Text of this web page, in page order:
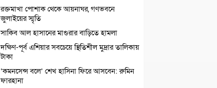
রক্তমাখা পোশাক থেকে আয়নাঘর, গণভবনে
জুলাইয়ের স্মৃতি
সাকিব আল হাসানের মাগুরার বাড়িতে হামলা
দক্ষিণ-পূর্ব এশিয়ার সবচেয়ে স্থিতিশীল মুদ্রার তালিকায়
টাকা
‘কমনসেন্স বলে’ শেখ হাসিনা ফিরে আসবেন: রুমিন
ফারহানা